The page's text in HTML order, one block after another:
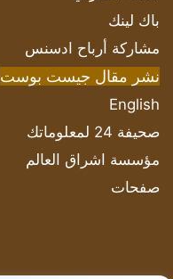
باك لينك
مشاركة أرباح ادسنس
نشر مقال جيست بوست
English
صحيفة 24 لمعلوماتك
مؤسسة اشراق العالم
صفحات